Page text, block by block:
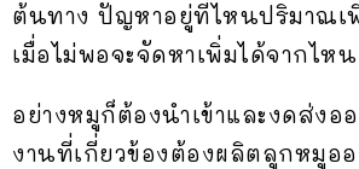
ต้นทาง ปัญหาอยู่ที่ไหนปริมาณเ
เมื่อไม่พอจะจัดหาเพิ่มได้จากไหน
อย่างหมูก็ต้องนำเข้าและงดส่ง
งานที่เกี่ยวข้องต้องผลิตลูกหมูอ